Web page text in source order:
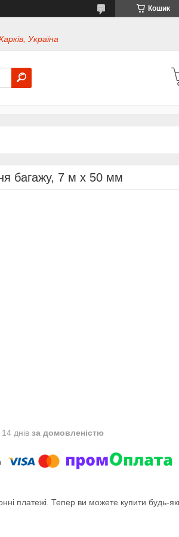
Кошик
Україна
багажу, 7 м x 50 мм
днів за домовленістю
платежі. Тепер ви можете купити будь-